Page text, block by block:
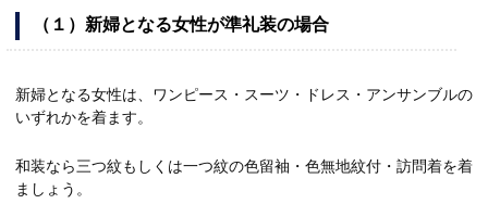
（１）新婦となる女性が準礼装の場合
新婦となる女性は、ワンピース・スーツ・ドレス・アンサンブルの
いずれかを着ます。
和装なら三つ紋もしくは一つ紋の色留袖・色無地紋付・訪問着を着
ましょう。